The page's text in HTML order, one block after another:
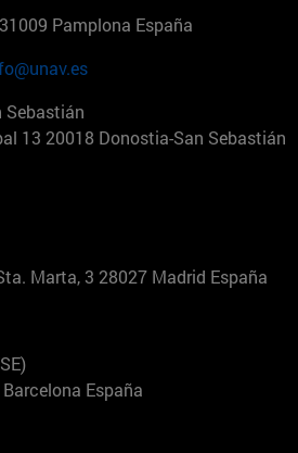
Pamplona España
Sebastián
13 20018 Donostia-San Sebastián
Marta, 3 28027 Madrid España
España